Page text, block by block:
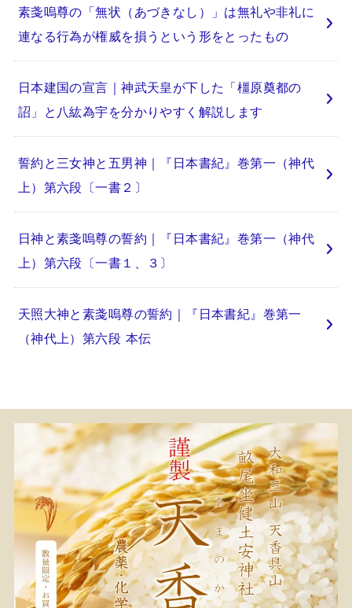
素戔嗚尊の「無状（あづきなし）」は無礼や非礼に
連なる行為が権威を損うという形をとったもの
日本建国の宣言｜神武天皇が下した「橿原奠都の
詔」と八紘為宇を分かりやすく解説します
誓約と三女神と五男神｜『日本書紀』巻第一（神代
上）第六段〔一書２〕
日神と素戔嗚尊の誓約｜『日本書紀』巻第一（神代
上）第六段〔一書１、３〕
天照大神と素戔嗚尊の誓約｜『日本書紀』巻第一
（神代上）第六段 本伝